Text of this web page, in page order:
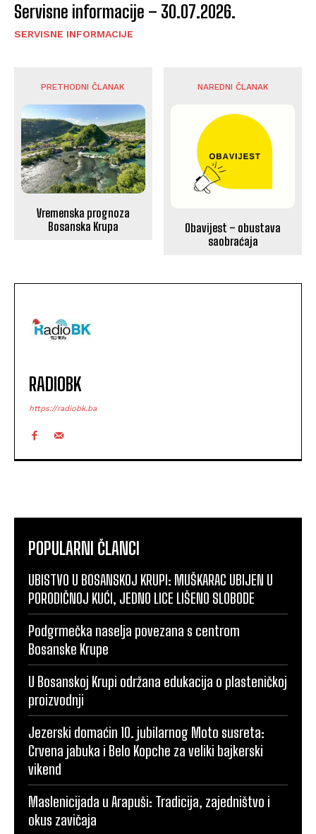
Servisne informacije – 30.07.2026.
SERVISNE INFORMACIJE
PRETHODNI ČLANAK
Vremenska prognoza
Bosanska Krupa
NAREDNI ČLANAK
Obavijest – obustava
saobraćaja
RADIOBK
https://radiobk.ba
POPULARNI ČLANCI
UBISTVO U BOSANSKOJ KRUPI: MUŠKARAC UBIJEN U
PORODIČNOJ KUĆI, JEDNO LICE LIŠENO SLOBODE
Podgrmečka naselja povezana s centrom
Bosanske Krupe
U Bosanskoj Krupi održana edukacija o plasteničkoj
proizvodnji
Jezerski domaćin 10. jubilarnog Moto susreta:
Crvena jabuka i Belo Kopche za veliki bajkerski
vikend
Maslenicijada u Arapuši: Tradicija, zajedništvo i
okus zavičaja